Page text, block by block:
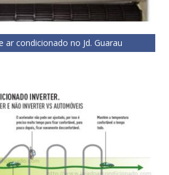
ar condicionado no Jd. Guarau